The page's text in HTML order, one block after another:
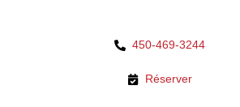
450-469-3244
Réserver